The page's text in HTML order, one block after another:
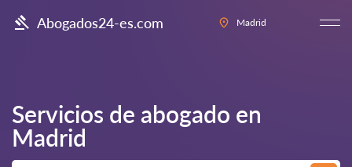
Abogados24-es.com Madrid
Servicios de abogado en
Madrid